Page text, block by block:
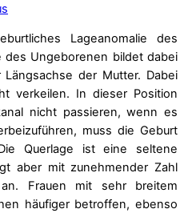
Lageanomalie des
des Ungeborenen bildet dabei
der Mutter. Dabei
verkeilen. In dieser Position
nicht passieren, wenn es
muss die Geburt
Querlage ist eine seltene
aber mit zunehmender Zahl
an. Frauen mit sehr breitem
häufiger betroffen, ebenso